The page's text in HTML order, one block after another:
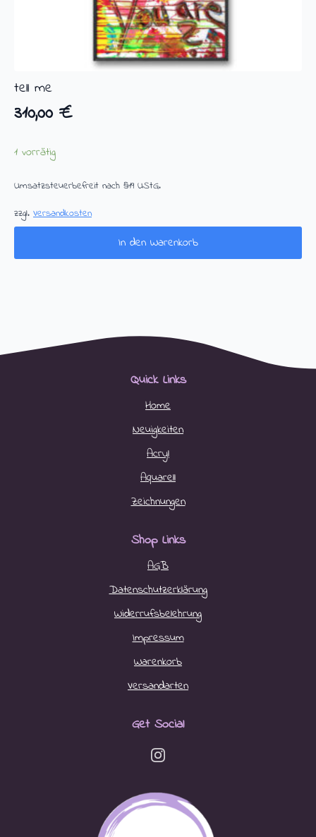
tell me
310,00 €
1 vorrätig
Umsatzsteuerbefreit nach §19 UStG.
zzgl. Versandkosten
In den Warenkorb
Quick Links
Home
Neuigkeiten
Acryl
Aquarell
Zeichnungen
Shop Links
AGB
Datenschutzerklärung
Widerrufsbelehrung
Impressum
Warenkorb
Versandarten
Get Social